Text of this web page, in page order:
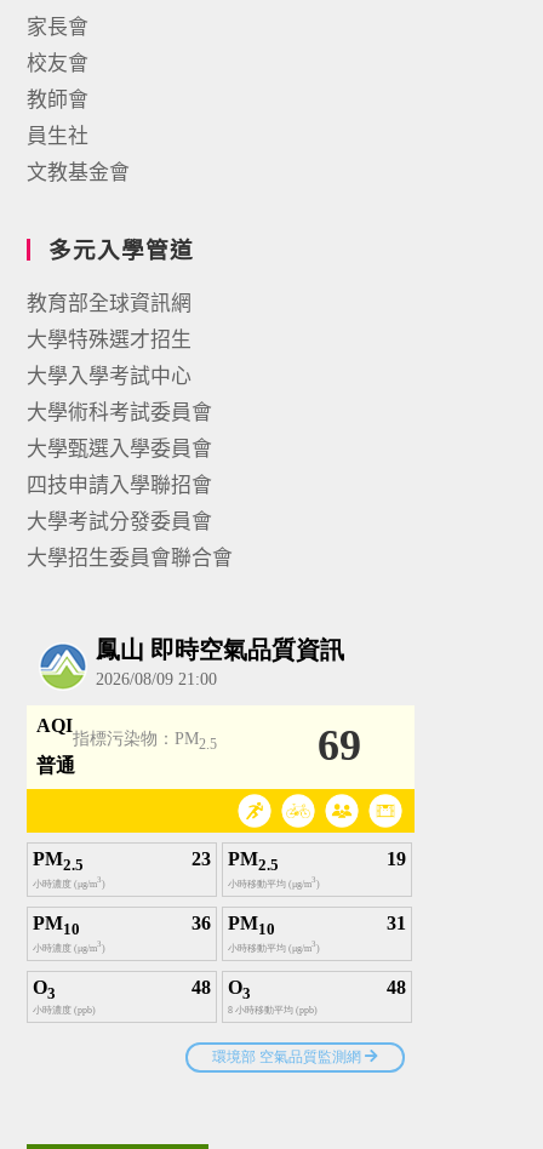
家長會
校友會
教師會
員生社
文教基金會
多元入學管道
教育部全球資訊網
大學特殊選才招生
大學入學考試中心
大學術科考試委員會
大學甄選入學委員會
四技申請入學聯招會
大學考試分發委員會
大學招生委員會聯合會